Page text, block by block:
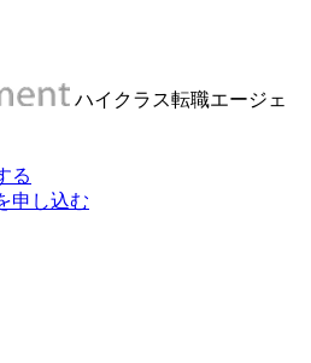
ハイクラス転職エージェ
る
申し込む